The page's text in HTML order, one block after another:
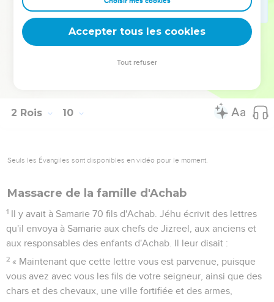
l’Eternel avait déclaré par l’intermédiaire de son serviteur
Elie le Thishbite, quand il a dit : ‘Les chiens mangeront la
chair de Jézabel dans le camp de Jizreel,
et le cadavre de Jézabel sera pareil à du fumier qu’on
2 Rois 10
Seuls les Évangiles sont disponibles en vidéo pour le moment.
Massacre de la famille d'Achab
1 Il y avait à Samarie 70 fils d'Achab. Jéhu écrivit des lettres
qu'il envoya à Samarie aux chefs de Jizreel, aux anciens et
aux responsables des enfants d'Achab. Il leur disait :
2 « Maintenant que cette lettre vous est parvenue, puisque
vous avez avec vous les fils de votre seigneur, ainsi que des
chars et des chevaux, une ville fortifiée et des armes,
Accepter tous les cookies
Tout refuser